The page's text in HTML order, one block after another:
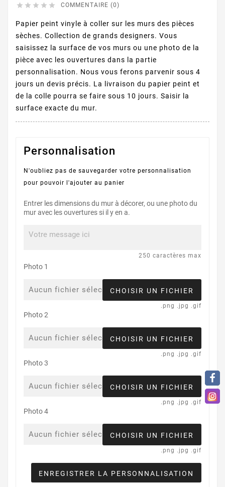
     COMMENTAIRE (0)
Papier peint vinyle à coller sur les murs des pièces
sèches. Collection de grands designers. Vous
saisissez la surface de vos murs ou une photo de la
pièce avec les ouvertures dans la partie
personnalisation. Nous vous ferons parvenir sous 4
jours un devis précis. La livraison du papier peint et
de la colle pourra se faire sous 10 jours. Saisir la
surface exacte du mur.
Personnalisation
N'oubliez pas de sauvegarder votre personnalisation
pour pouvoir l'ajouter au panier
Entrer les dimensions du mur à décorer, ou une photo du
mur avec les ouvertures si il y en a.
250 caractères max
Photo 1
Aucun fichier sélectionnéCHOISIR UN FICHIER
.png .jpg .gif
Photo 2
Aucun fichier sélectionnéCHOISIR UN FICHIER
.png .jpg .gif
Photo 3
Aucun fichier sélectionnéCHOISIR UN FICHIER
.png .jpg .gif
Photo 4
Aucun fichier sélectionnéCHOISIR UN FICHIER
.png .jpg .gif
ENREGISTRER LA PERSONNALISATION